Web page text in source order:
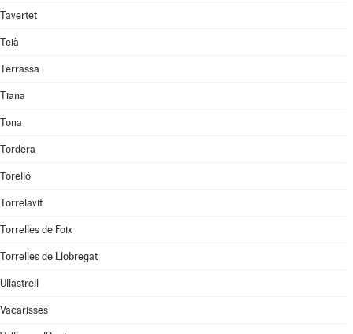
Tavertet
Teià
Terrassa
Tiana
Tona
Tordera
Torelló
Torrelavit
Torrelles de Foix
Torrelles de Llobregat
Ullastrell
Vacarisses